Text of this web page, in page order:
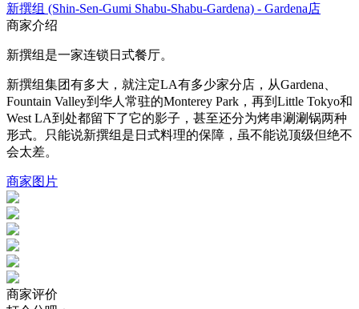
新撰组 (Shin-Sen-Gumi Shabu-Shabu-Gardena) - Gardena店
商家介绍
新撰组是一家连锁日式餐厅。
新撰组集团有多大，就注定LA有多少家分店，从Gardena、
Fountain Valley到华人常驻的Monterey Park，再到Little Tokyo和
West LA到处都留下了它的影子，甚至还分为烤串涮涮锅两种
形式。只能说新撰组是日式料理的保障，虽不能说顶级但绝不
会太差。
商家图片
商家评价